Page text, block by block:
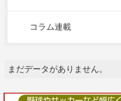
コラム連載
まだデータがありません。